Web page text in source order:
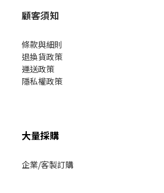
顧客須知
條款與細則
退換貨政策
運送政策
隱私權政策
大量採購
企業/客製訂購